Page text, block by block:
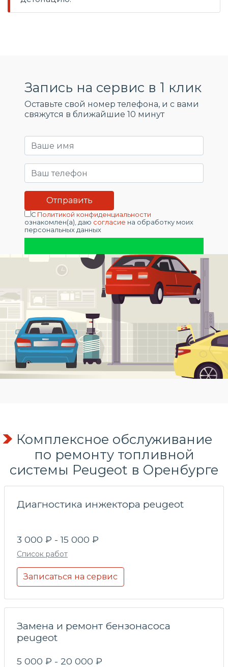
Запись на сервис в 1 клик
Оставьте свой номер телефона, и c вами
свяжутся в ближайшие 10 минут
С Политикой конфиденциальности
ознакомлен(а), даю согласие на обработку моих
персональных данных
Комплексное обслуживание
по ремонту топливной
системы Peugeot в Оренбурге
Диагностика инжектора peugeot
3 000 ₽ - 15 000 ₽
Список работ
Записаться на сервис
Замена и ремонт бензонасоса
peugeot
5 000 ₽ - 20 000 ₽